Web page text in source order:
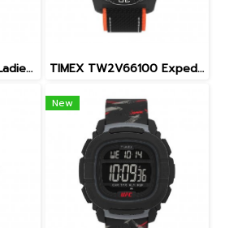
TIMEX TW2W17800 Ladies นาฬิกาข้อมือผู้หญิง สายสแตนเลส สีโรสโกลด์ หน้าปัด 36 มม. TIMEX TW2V66100 Expedition North® Freedive Ocea นาฬิกาข้อมือผู้ชาย สายผลิตจากวัสดุใต้ทะเลลึก สีดำ/ส้ม หน้าปัด 46 มม.
New